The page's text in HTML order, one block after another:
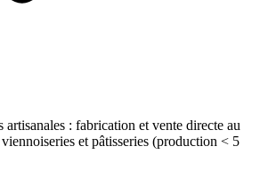
artisanales : fabrication et vente directe au
et pâtisseries (production < 5